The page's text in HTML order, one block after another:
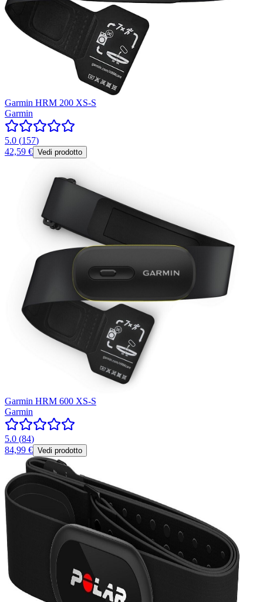
Garmin HRM 200 XS-S
Garmin
5.0 (157)
42,59 € Vedi prodotto
Garmin HRM 600 XS-S
Garmin
5.0 (84)
84,99 € Vedi prodotto